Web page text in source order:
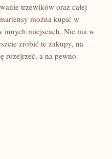
trzewików oraz całej
można kupić w
innych miejscach. Nie ma w
zrobić te zakupy, na
rozejrzeć, a na pewno